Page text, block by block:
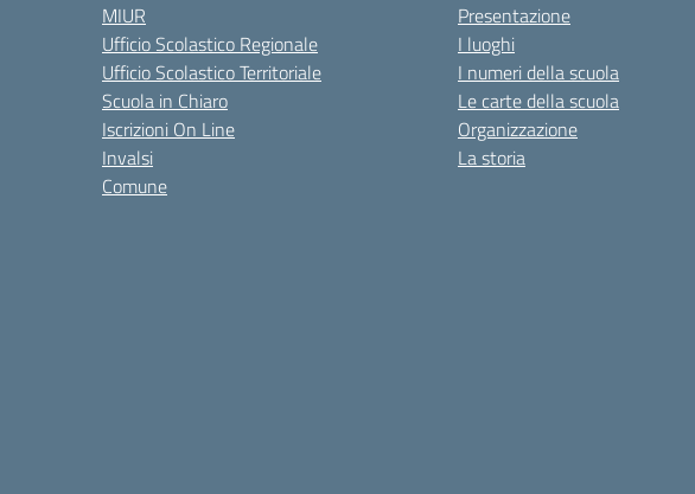
MIUR
Ufficio Scolastico Regionale
Ufficio Scolastico Territoriale
Scuola in Chiaro
Iscrizioni On Line
Invalsi
Comune
Presentazione
I luoghi
I numeri della scuola
Le carte della scuola
Organizzazione
La storia